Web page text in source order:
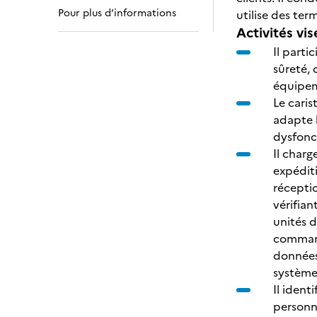
Pour plus d’informations
utilise des
Activités
Il
sûreté,
Le
adapte
Il
unités
Il